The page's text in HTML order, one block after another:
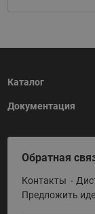
Каталог
Тепловая
Холодильная
Приводная техника
Промышленная
Документация
HeatPlatform
Полезные
Условия поставки
Обратная
Контакты
Предложить